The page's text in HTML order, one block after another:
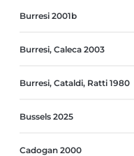
Burresi 2001b
Burresi, Caleca 2003
Burresi, Cataldi, Ratti 1980
Bussels 2025
Cadogan 2000